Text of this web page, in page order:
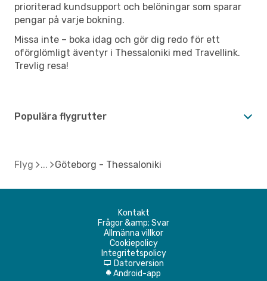
prioriterad kundsupport och belöningar som sparar
pengar på varje bokning.
Missa inte – boka idag och gör dig redo för ett
oförglömligt äventyr i Thessaloniki med Travellink.
Trevlig resa!
Populära flygrutter
Flyg Göteborg - Thessaloniki
Kontakt
Frågor &amp; Svar
Allmänna villkor
Cookiepolicy
Integritetspolicy
d Datorversion
A Android-app